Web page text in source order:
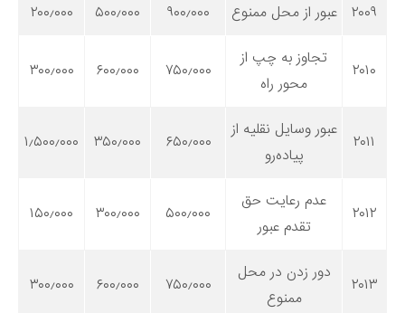
۲۰۰۹ عبور از محل ممنوع ۹۰۰٫۰۰۰ ۵۰۰٫۰۰۰ ۲۰۰٫۰۰۰
۲۰۱۰
تجاوز به چپ از
محور راه
۷۵۰٫۰۰۰ ۶۰۰٫۰۰۰ ۳۰۰٫۰۰۰
۲۰۱۱
عبور وسایل نقلیه از
پیاده‌رو
۶۵۰٫۰۰۰ ۳۵۰٫۰۰۰ ۱٫۵۰۰٫۰۰۰
۲۰۱۲
عدم رعایت حق
تقدم عبور
۵۰۰٫۰۰۰ ۳۰۰٫۰۰۰ ۱۵۰٫۰۰۰
۲۰۱۳
دور زدن در محل
ممنوع
۷۵۰٫۰۰۰ ۶۰۰٫۰۰۰ ۳۰۰٫۰۰۰